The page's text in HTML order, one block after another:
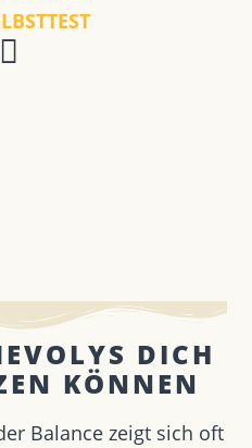
DICH
KÖNNEN
Balance zeigt sich oft